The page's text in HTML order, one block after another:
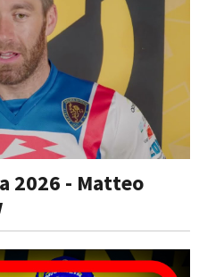
2026 - Matteo